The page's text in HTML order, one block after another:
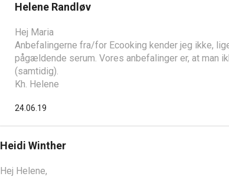
Helene Randløv
Hej Maria
Anbefalingerne fra/for Ecooking kender jeg ikke,
pågældende serum. Vores anbefalinger er, at man
(samtidig).
Kh. Helene
24.06.19
Heidi Winther
Hej Helene,